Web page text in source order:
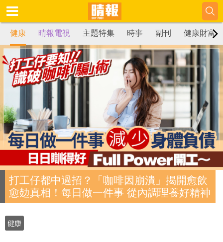
健康 晴報電視 主題特集 時事 副刊 健康財富
打工仔都中過招？「咖啡因崩潰」揭開愈飲
愈攰真相！每日做一件事 從內調理養好精神
健康